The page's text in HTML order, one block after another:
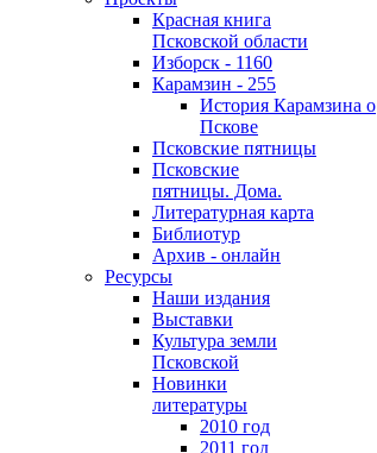
Красная книга
Псковской области
Изборск - 1160
Карамзин - 255
История Карамзина о
Пскове
Псковские пятницы
Псковские
пятницы. Дома.
Литературная карта
Библиотур
Архив - онлайн
Ресурсы
Наши издания
Выставки
Культура земли
Псковской
Новинки
литературы
2010 год
2011 год